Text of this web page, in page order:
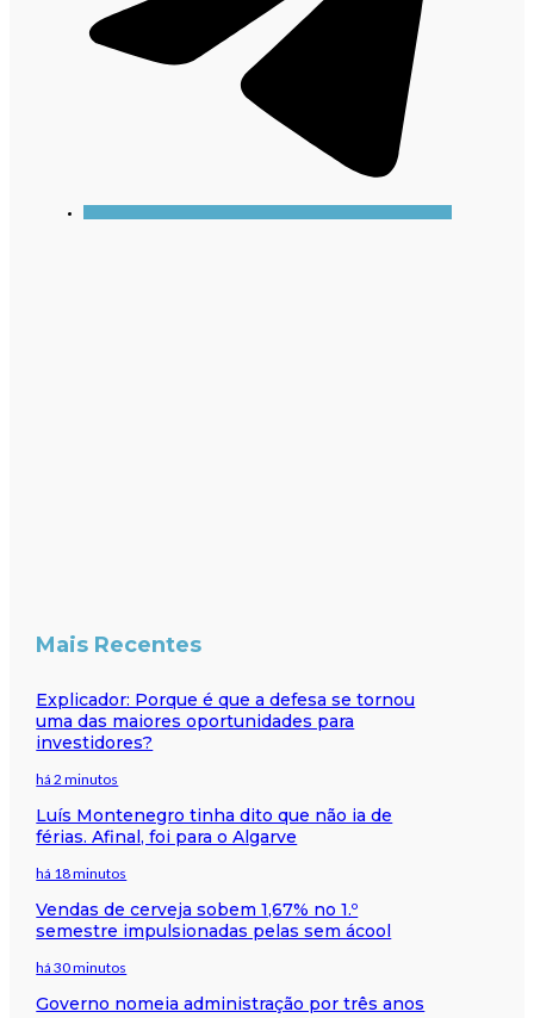
Mais Recentes
Explicador: Porque é que a defesa se tornou
uma das maiores oportunidades para
investidores?
há 2 minutos
Luís Montenegro tinha dito que não ia de
férias. Afinal, foi para o Algarve
há 18 minutos
Vendas de cerveja sobem 1,67% no 1.º
semestre impulsionadas pelas sem ácool
há 30 minutos
Governo nomeia administração por três anos